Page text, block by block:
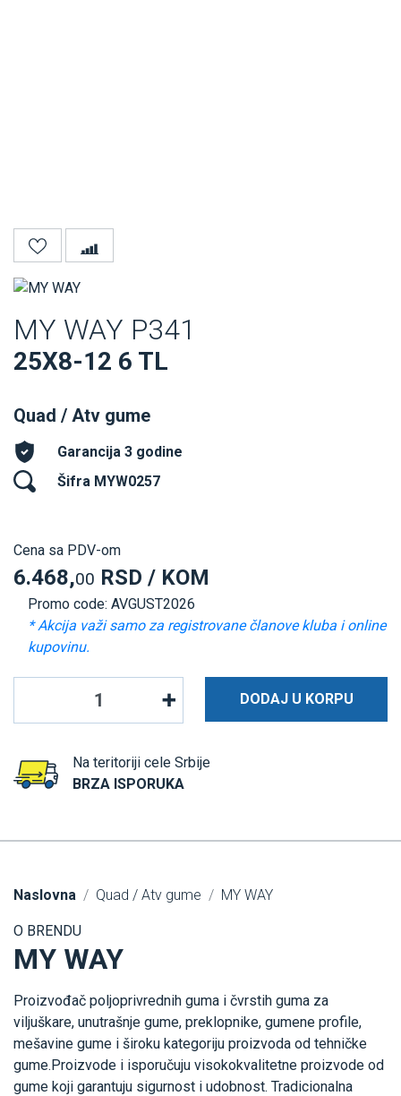
MY WAY P341
25X8-12 6 TL
Quad / Atv gume
Garancija 3 godine
Šifra MYW0257
Cena sa PDV-om
6.468,00 RSD / KOM
Promo code: AVGUST2026
* Akcija važi samo za registrovane članove kluba i online
kupovinu.
DODAJ U KORPU
Na teritoriji cele Srbije
BRZA ISPORUKA
Naslovna Quad / Atv gume MY WAY
O BRENDU
MY WAY
Proizvođač poljoprivrednih guma i čvrstih guma za
viljuškare, unutrašnje gume, preklopnike, gumene profile,
mešavine gume i široku kategoriju proizvoda od tehničke
gume.Proizvode i isporučuju visokokvalitetne proizvode od
gume koji garantuju sigurnost i udobnost. Tradicionalna